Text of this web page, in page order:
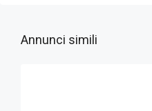
Annunci simili